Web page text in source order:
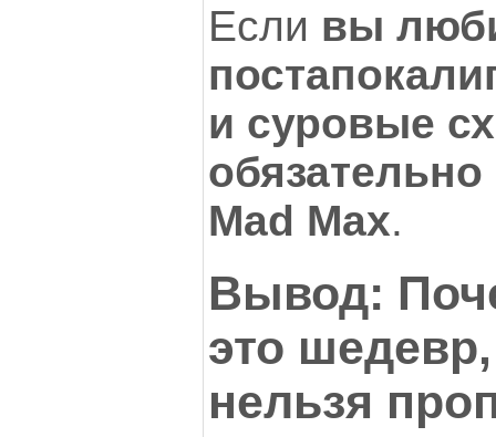
Если вы
и суровые
Mad Max.
Вывод:
это
нельзя